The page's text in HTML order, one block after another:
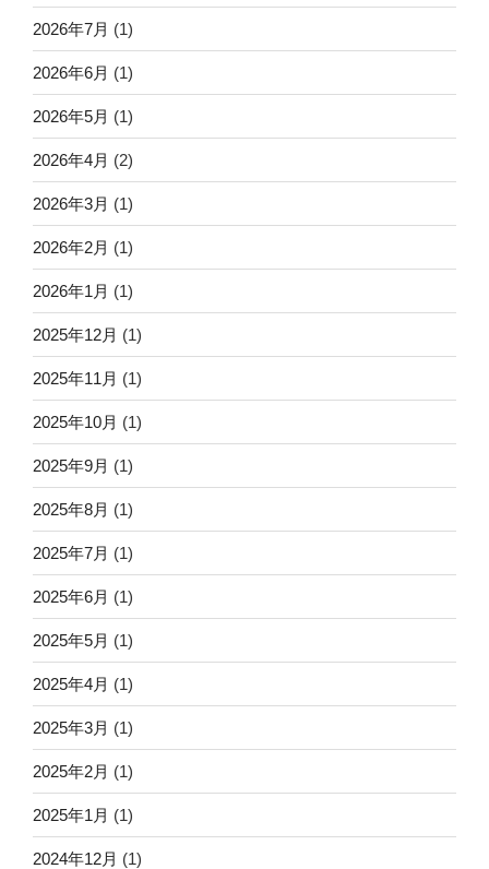
2026年7月 (1)
2026年6月 (1)
2026年5月 (1)
2026年4月 (2)
2026年3月 (1)
2026年2月 (1)
2026年1月 (1)
2025年12月 (1)
2025年11月 (1)
2025年10月 (1)
2025年9月 (1)
2025年8月 (1)
2025年7月 (1)
2025年6月 (1)
2025年5月 (1)
2025年4月 (1)
2025年3月 (1)
2025年2月 (1)
2025年1月 (1)
2024年12月 (1)